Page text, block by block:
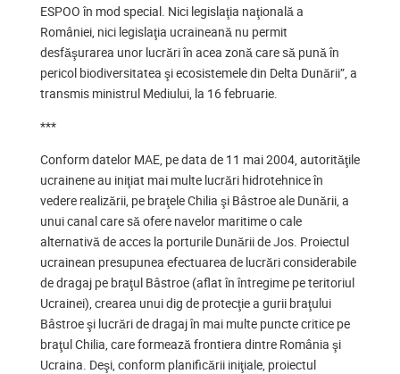
ESPOO în mod special. Nici legislaţia naţională a
României, nici legislaţia ucraineană nu permit
desfăşurarea unor lucrări în acea zonă care să pună în
pericol biodiversitatea şi ecosistemele din Delta Dunării”, a
transmis ministrul Mediului, la 16 februarie.
***
Conform datelor MAE, pe data de 11 mai 2004, autorităţile
ucrainene au iniţiat mai multe lucrări hidrotehnice în
vedere realizării, pe braţele Chilia şi Bâstroe ale Dunării, a
unui canal care să ofere navelor maritime o cale
alternativă de acces la porturile Dunării de Jos. Proiectul
ucrainean presupunea efectuarea de lucrări considerabile
de dragaj pe braţul Bâstroe (aflat în întregime pe teritoriul
Ucrainei), crearea unui dig de protecţie a gurii braţului
Bâstroe şi lucrări de dragaj în mai multe puncte critice pe
braţul Chilia, care formează frontiera dintre România şi
Ucraina. Deşi, conform planificării iniţiale, proiectul